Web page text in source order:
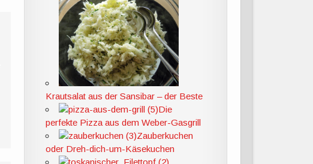
Krautsalat aus der Sansibar – der Beste
Die
perfekte Pizza aus dem Weber-Gasgrill
Zauberkuchen
oder Dreh-dich-um-Käsekuchen